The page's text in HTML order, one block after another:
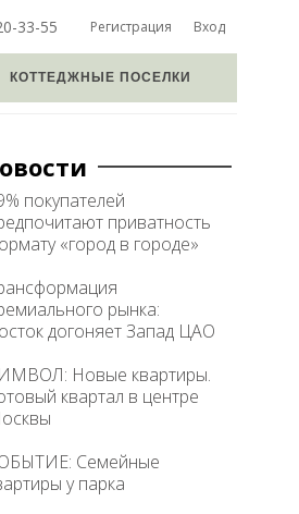
Регистрация Вход
33-55
КОТТЕДЖНЫЕ ПОСЕЛКИ
покупателей
приватность
«город в городе»
рынка:
догоняет Запад ЦАО
Новые квартиры.
квартал в центре
Семейные
у парка